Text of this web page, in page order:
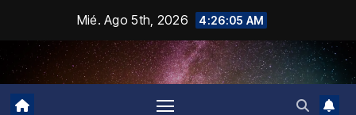
contenido
Mié. Ago 5th, 2026 4:26:07 AM